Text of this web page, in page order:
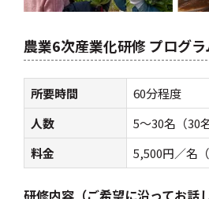
農業6次産業化研修 プログ
所要時間
60分程度
人数
5～30名（30
料金
5,500円／名（
研修内容（ご希望に沿ってお話